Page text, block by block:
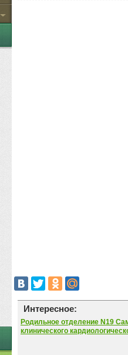
Интересное:
Родильное отделение N19
клинического